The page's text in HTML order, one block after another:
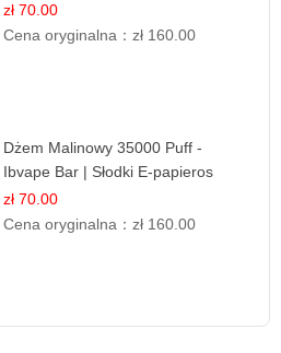
zł 70.00
Cena oryginalna：zł 160.00
Dżem Malinowy 35000 Puff -
Ibvape Bar | Słodki E-papieros
Jednorazowy
zł 70.00
Cena oryginalna：zł 160.00